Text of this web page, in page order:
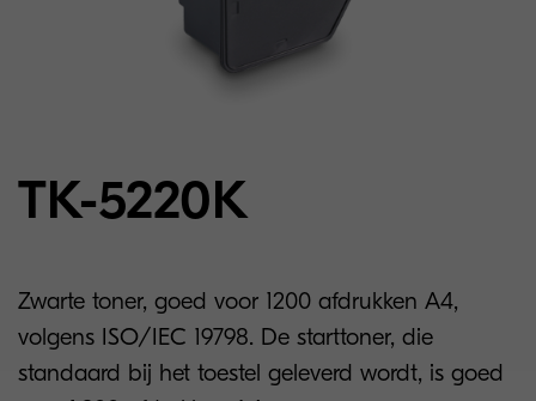
TK-5220K
Zwarte toner, goed voor 1200 afdrukken A4,
volgens ISO/IEC 19798. De starttoner, die
standaard bij het toestel geleverd wordt, is goed